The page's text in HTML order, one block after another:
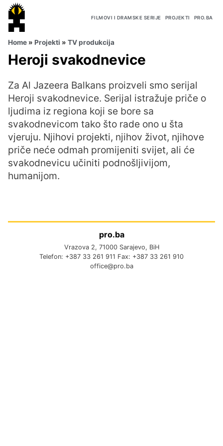
FILMOVI I DRAMSKE SERIJE PROJEKTI PRO.BA
Home » Projekti » TV produkcija
Heroji svakodnevice
Za Al Jazeera Balkans proizveli smo serijal
Heroji svakodnevice. Serijal istražuje priče o
ljudima iz regiona koji se bore sa
svakodnevicom tako što rade ono u šta
vjeruju. Njihovi projekti, njihov život, njihove
priče neće odmah promijeniti svijet, ali će
svakodnevicu učiniti podnošljivijom,
humanijom.
pro.ba
Vrazova 2, 71000 Sarajevo, BiH
Telefon: +387 33 261 911 Fax: +387 33 261 910
office@pro.ba